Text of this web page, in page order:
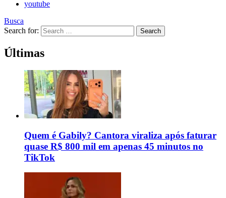
youtube
Busca
Search for:
Search
Últimas
Quem é Gabily? Cantora viraliza após faturar
quase R$ 800 mil em apenas 45 minutos no
TikTok